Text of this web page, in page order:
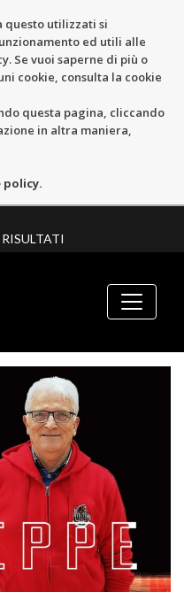
questo utilizzati si
ed utili alle
Se vuoi saperne di più o
cookie, consulta la cookie
questa pagina, cliccando
in altra maniera,
policy.